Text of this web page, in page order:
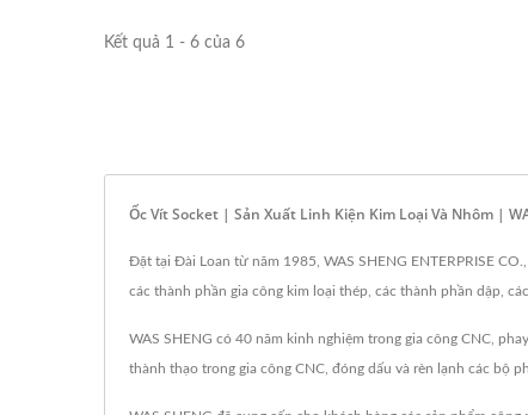
Kết quả 1 - 6 của 6
Ốc Vít Socket | Sản Xuất Linh Kiện Kim Loại Và Nhôm |
Đặt tại Đài Loan từ năm 1985, WAS SHENG ENTERPRISE
các thành phần gia công kim loại thép, các thành phần dập,
WAS SHENG có 40 năm kinh nghiệm trong gia công CNC,
thành thạo trong gia công CNC, đóng dấu và rèn lạnh các bộ